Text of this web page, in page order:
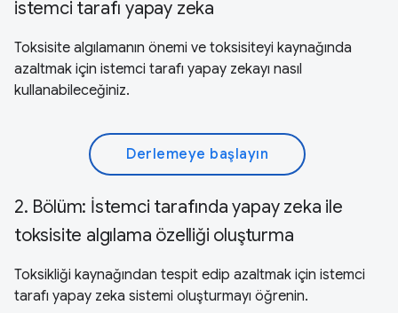
istemci tarafı yapay zeka
Toksisite algılamanın önemi ve toksisiteyi kaynağında
azaltmak için istemci tarafı yapay zekayı nasıl
kullanabileceğiniz.
Derlemeye başlayın
2. Bölüm: İstemci tarafında yapay zeka ile
toksisite algılama özelliği oluşturma
Toksikliği kaynağından tespit edip azaltmak için istemci
tarafı yapay zeka sistemi oluşturmayı öğrenin.